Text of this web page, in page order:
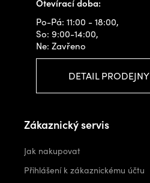
Otevírací doba:
Po-Pá: 11:00 - 18:00,
So: 9:00-14:00,
Ne: Zavřeno
DETAIL PRODEJNY
Zákaznický servis
Jak nakupovat
Přihlášení k zákaznickému účtu